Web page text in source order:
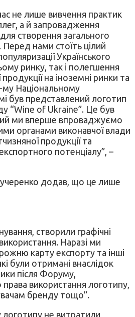
не лише вивчення практик
а й запровадження
створення загального
нами стоїть цілий
Українського
ринку, так і полегшення
на іноземні ринки та
му Національному
був представлений логотип
“Wine of Ukraine”. Це був
ми вперше впроваджуємо
органами виконавчої влади
продукції та
потенціалу”, –
додав, що це лише
створили графічні
Наразі ми
карту експорту та інші
були отримані внаслідок
після Форуму,
використання логотипу,
бренду тощо”.
логотипу не витратили